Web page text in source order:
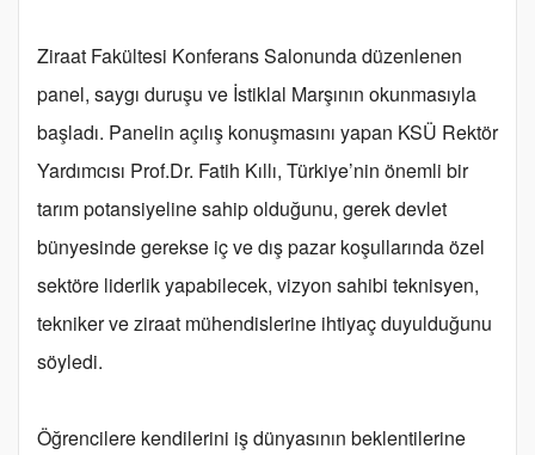
Ziraat Fakültesi Konferans Salonunda düzenlenen
panel, saygı duruşu ve İstiklal Marşının okunmasıyla
başladı. Panelin açılış konuşmasını yapan KSÜ Rektör
Yardımcısı Prof.Dr. Fatih Kıllı, Türkiye’nin önemli bir
tarım potansiyeline sahip olduğunu, gerek devlet
bünyesinde gerekse iç ve dış pazar koşullarında özel
sektöre liderlik yapabilecek, vizyon sahibi teknisyen,
tekniker ve ziraat mühendislerine ihtiyaç duyulduğunu
söyledi.
Öğrencilere kendilerini iş dünyasının beklentilerine